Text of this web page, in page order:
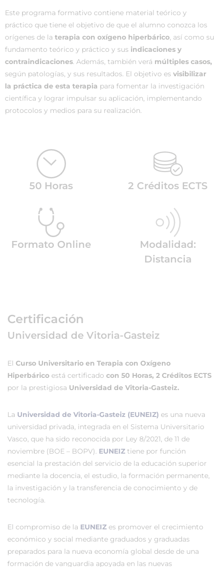
Este programa formativo contiene material teórico y
práctico que tiene el objetivo de que el alumno conozca los
orígenes de la terapia con oxígeno hiperbárico, así como su
fundamento teórico y práctico y sus indicaciones y
contraindicaciones. Además, también verá múltiples casos,
según patologías, y sus resultados. El objetivo es visibilizar
la práctica de esta terapia para fomentar la investigación
científica y lograr impulsar su aplicación, implementando
protocolos y medios para su realización.
50 Horas 2 Créditos ECTS
Formato Online
Modalidad:
Distancia
Certificación
Universidad de Vitoria-Gasteiz
El Curso Universitario en Terapia con Oxígeno
Hiperbárico está certificado con 50 Horas, 2 Créditos ECTS
por la prestigiosa Universidad de Vitoria-Gasteiz.
La Universidad de Vitoria-Gasteiz (EUNEIZ) es una nueva
universidad privada, integrada en el Sistema Universitario
Vasco, que ha sido reconocida por Ley 8/2021, de 11 de
noviembre (BOE – BOPV). EUNEIZ tiene por función
esencial la prestación del servicio de la educación superior
mediante la docencia, el estudio, la formación permanente,
la investigación y la transferencia de conocimiento y de
tecnología.
El compromiso de la EUNEIZ es promover el crecimiento
económico y social mediante graduados y graduadas
preparados para la nueva economía global desde de una
formación de vanguardia apoyada en las nuevas